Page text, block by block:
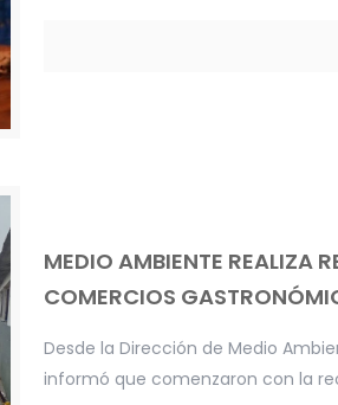
MEDIO AMBIENTE REALIZA
COMERCIOS
Desde la Dirección de Medio
informó que comenzaron con la